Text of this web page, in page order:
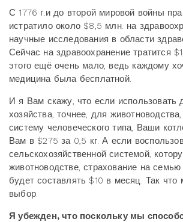
С 1776 г.и до второй мировой войны
истратило около $8,5 млн. на
научные исследования в области
Сейчас на здравоохранение тратится
этого ещё очень мало, ведь каждому
медицина была бесплатной.
И я Вам скажу, что если использовать
хозяйства, точнее, для
систему человеческого типа, Ваши
Вам в $275 за 0,5 кг. А если
сельскохозяйственной системой,
животноводстве, страхование на
будет составлять $10 в месяц. Так что
выбор.
Я убежден, что поскольку мы